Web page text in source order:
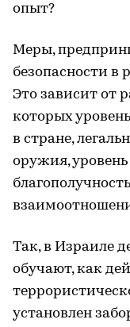
опыт?
Меры,
безопасности в
Это зависит от
которых
в стране,
оружия,
Так, в Израиле
обучают, как
установлен